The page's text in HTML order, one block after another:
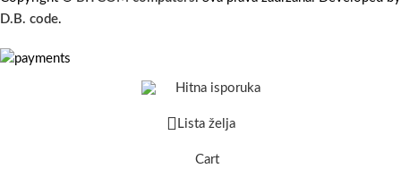
D.B. code.
Hitna isporuka
Lista želja
Cart